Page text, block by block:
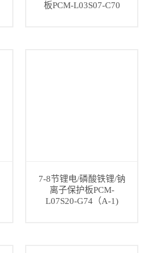
板PCM-L03S07-C70
7-8节锂电/磷酸铁锂/钠
离子保护板PCM-
L07S20-G74（A-1)